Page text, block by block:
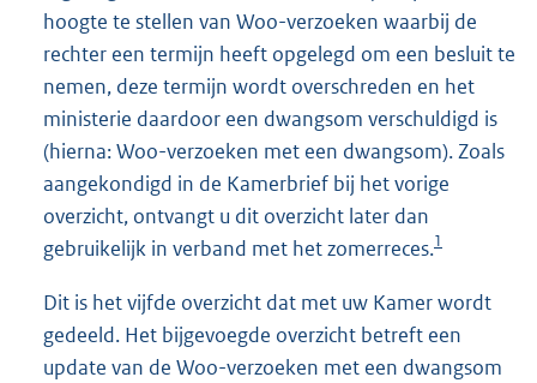
hoogte te stellen van Woo-verzoeken waarbij de
rechter een termijn heeft opgelegd om een besluit te
nemen, deze termijn wordt overschreden en het
ministerie daardoor een dwangsom verschuldigd is
(hierna: Woo-verzoeken met een dwangsom). Zoals
aangekondigd in de Kamerbrief bij het vorige
overzicht, ontvangt u dit overzicht later dan
gebruikelijk in verband met het zomerreces.1
Dit is het vijfde overzicht dat met uw Kamer wordt
gedeeld. Het bijgevoegde overzicht betreft een
update van de Woo-verzoeken met een dwangsom